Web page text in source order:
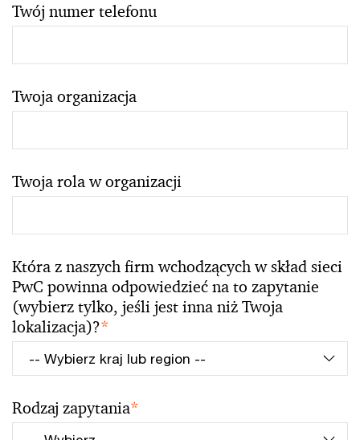
Twój numer telefonu
Twoja organizacja
Twoja rola w organizacji
Która z naszych firm wchodzących w skład sieci
PwC powinna odpowiedzieć na to zapytanie
(wybierz tylko, jeśli jest inna niż Twoja
lokalizacja)?*
Rodzaj zapytania*